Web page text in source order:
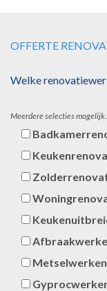
OFFERTE
Welke
Meerdere selecties mogelijk.
Metselwerken